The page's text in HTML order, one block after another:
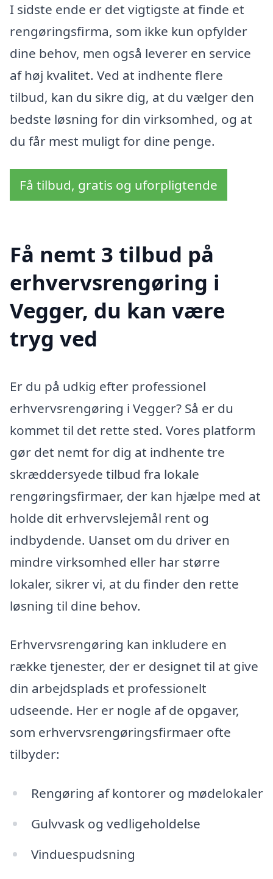
I sidste ende er det vigtigste at finde et
rengøringsfirma, som ikke kun opfylder
dine behov, men også leverer en service
af høj kvalitet. Ved at indhente flere
tilbud, kan du sikre dig, at du vælger den
bedste løsning for din virksomhed, og at
du får mest muligt for dine penge.
Få tilbud, gratis og uforpligtende
Få nemt 3 tilbud på
erhvervsrengøring i
Vegger, du kan være
tryg ved
Er du på udkig efter professionel
erhvervsrengøring i Vegger? Så er du
kommet til det rette sted. Vores platform
gør det nemt for dig at indhente tre
skræddersyede tilbud fra lokale
rengøringsfirmaer, der kan hjælpe med at
holde dit erhvervslejemål rent og
indbydende. Uanset om du driver en
mindre virksomhed eller har større
lokaler, sikrer vi, at du finder den rette
løsning til dine behov.
Erhvervsrengøring kan inkludere en
række tjenester, der er designet til at give
din arbejdsplads et professionelt
udseende. Her er nogle af de opgaver,
som erhvervsrengøringsfirmaer ofte
tilbyder:
Rengøring af kontorer og mødelokaler
Gulvvask og vedligeholdelse
Vinduespudsning